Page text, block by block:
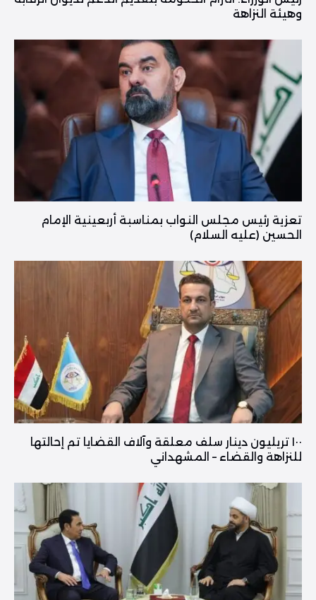
وهيئة النزاهة
تعزية رئيس مجلس النواب بمناسبة أربعينية الإمام
الحسين (عليه السلام)
١٠٠ تريليون دينار سلف معلقة وآلاف القضايا تم إحالتها
للنزاهة والقضاء – المشهداني